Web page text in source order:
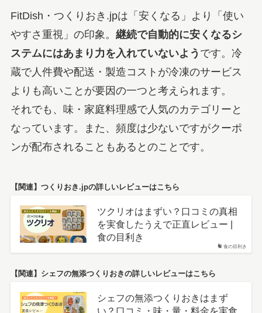
FitDish・つくりおき.jpは「安くなる」より「使い
やすさ重視」の印象。 継続で自動的に安くなるシ
ステムにはあまり力を入れていないよう です。冷
蔵で人件費や配送・製造コストが冷凍のサービス
よりも高いことが要因の一つと考えられます。
それでも、味・家庭料理感で人気のカテゴリーと
なっています。また、頻度は少ないですがクーポ
ンが配布されることもあるとのことです。
【関連】つくりおき.jpの詳しいレビューはこちら
食の目利き
ツクリオはまずい？口コミの真相
を実食したうえで正直レビュー |
食の目利き
【関連】シェフの無添つくりおきの詳しいレビューはこちら
シェフの無添つくりおきはまず
い？口コミ・味・量・料金を実食